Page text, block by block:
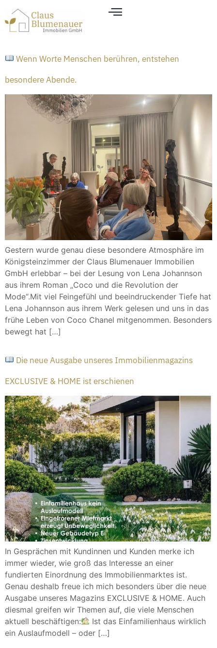
Wenn Worte Menschen berühren, entstehen
besondere Abende.
Gestern wurde genau diese besondere Atmosphäre im
Königsteinzimmer der Claus Blumenauer Immobilien
GmbH erlebbar – bei der Lesung von Lena Johannson
aus ihrem Roman „Coco und die Revolution der
Mode“.Mit viel Feingefühl und beeindruckender Tiefe hat
Lena Johannson aus ihrem Werk gelesen und uns in das
frühe Leben von Coco Chanel mitgenommen. Besonders
bewegt hat […]
Die neue Ausgabe unseres Immobilienmagazins
EXCLUSIVE & HOME ist erschienen
In Gesprächen mit Kundinnen und Kunden merke ich
immer wieder, wie groß das Interesse an einer
fundierten Einordnung des Immobilienmarktes ist.
Genau deshalb freue ich mich besonders über die neue
Ausgabe unseres Magazins EXCLUSIVE & HOME. Auch
diesmal greifen wir Themen auf, die viele Menschen
aktuell beschäftigen:
Ist das Einfamilienhaus wirklich
ein Auslaufmodell – oder […]